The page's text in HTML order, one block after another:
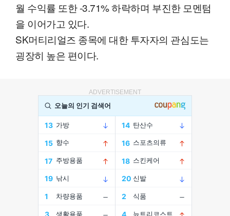
월 수익률 또한 -3.71% 하락하며 부진한 모멘텀
을 이어가고 있다.
SK머티리얼즈 종목에 대한 투자자의 관심도는
굉장히 높은 편이다.
ADVERTISEMENT